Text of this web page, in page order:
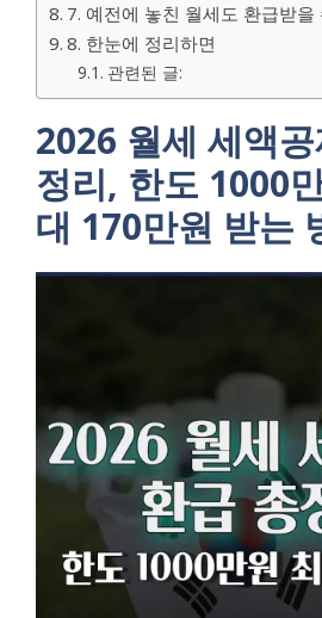
7. 예전에 놓친 월세도 환급받을
8. 한눈에 정리하면
관련된 글:
2026 월세 세액
정리, 한도 1000
대 170만원 받는